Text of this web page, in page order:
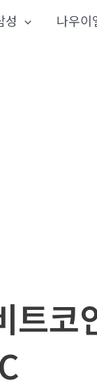
성 나우이
코